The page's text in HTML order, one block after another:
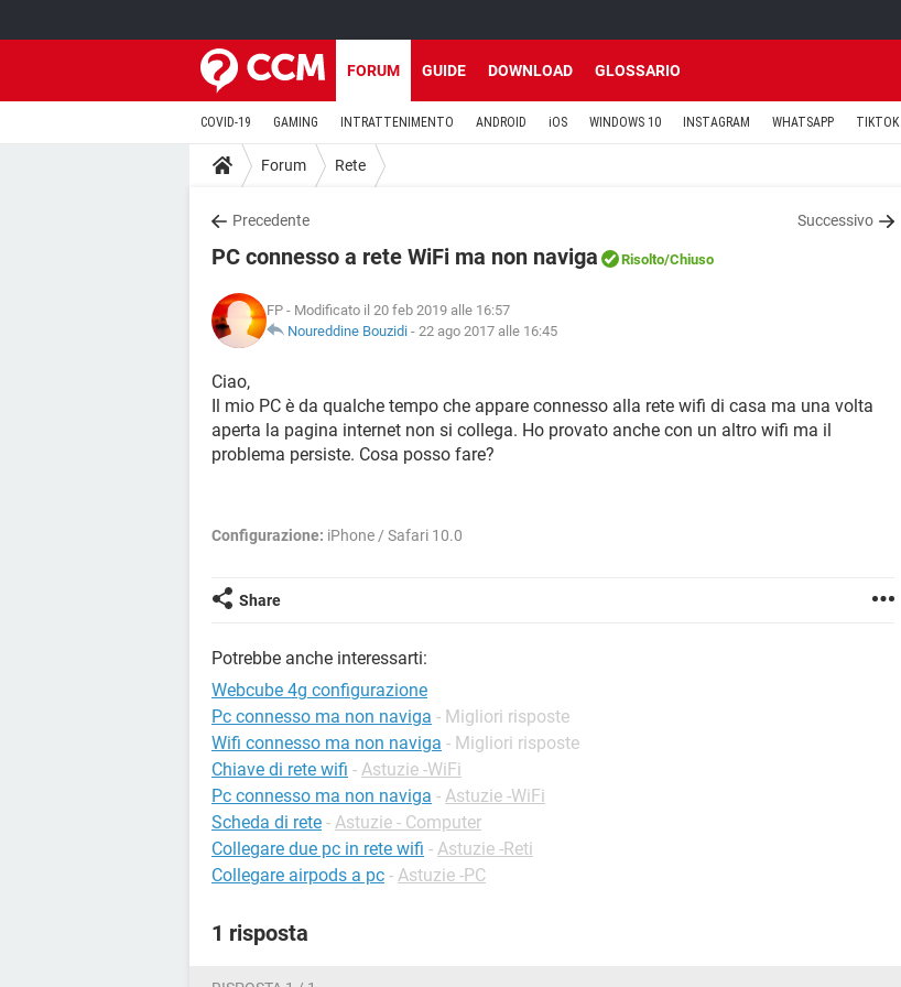
FORUM GUIDE DOWNLOAD GLOSSARIO
COVID-19 GAMING INTRATTENIMENTO ANDROID iOS WINDOWS 10 INSTAGRAM WHATSAPP TIKTOK
Forum Rete
Precedente Successivo
PC connesso a rete WiFi ma non naviga Risolto/Chiuso
FP - Modificato il 20 feb 2019 alle 16:57
Noureddine Bouzidi - 22 ago 2017 alle 16:45
Ciao,
Il mio PC è da qualche tempo che appare connesso alla rete wifi di casa ma una volta
aperta la pagina internet non si collega. Ho provato anche con un altro wifi ma il
problema persiste. Cosa posso fare?
Configurazione: iPhone / Safari 10.0
Share
Potrebbe anche interessarti:
Webcube 4g configurazione
Pc connesso ma non naviga - Migliori risposte
Wifi connesso ma non naviga - Migliori risposte
Chiave di rete wifi - Astuzie -WiFi
Pc connesso ma non naviga - Astuzie -WiFi
Scheda di rete - Astuzie - Computer
Collegare due pc in rete wifi - Astuzie -Reti
Collegare airpods a pc - Astuzie -PC
1 risposta